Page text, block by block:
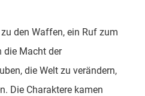
den Waffen, ein Ruf zum
die Macht der
die Welt zu verändern,
Die Charaktere kamen